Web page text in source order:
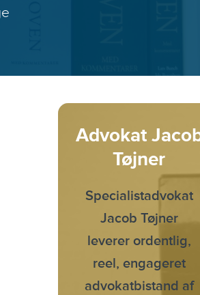
Advokat
Tøjner
Specialistadvokat
Jacob Tøjner
leverer ordentlig,
reel, engageret
advokatbistand af